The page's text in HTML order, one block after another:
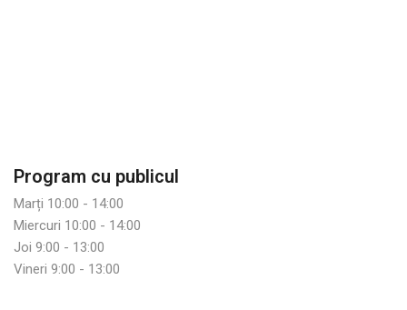
Program cu publicul
Marți 10:00 - 14:00
Miercuri 10:00 - 14:00
Joi 9:00 - 13:00
Vineri 9:00 - 13:00